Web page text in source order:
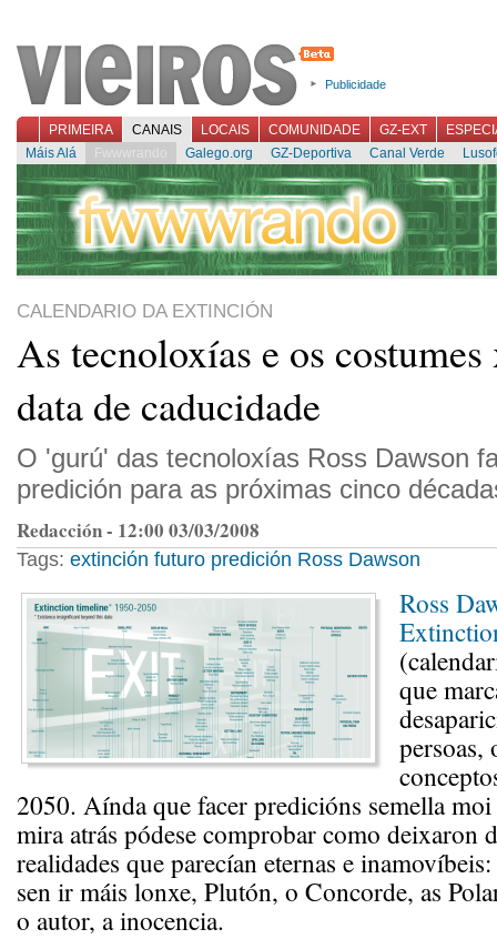
Publicidade
PRIMEIRA CANAIS LOCAIS COMUNIDADE GZ-EXT
Máis Alá
Fwwwrando Galego.org GZ-Deportiva Canal Verde
CALENDARIO DA EXTINCIÓN
As tecnoloxías e os costumes
data de caducidade
O 'gurú' das tecnoloxías Ross Dawson
predición para as próximas cinco
Redacción - 12:00 03/03/2008
Tags: extinción futuro predición Ross Dawson
Ross
que
persoas,
2050. Aínda que facer predicións semella moi
mira atrás pódese comprobar como deixaron
realidades que parecían eternas e
sen ir máis lonxe, Plutón, o Concorde, as
o autor, a inocencia.